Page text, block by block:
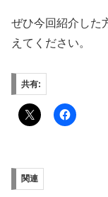
ぜひ今回紹介した
えてください。
共有:
関連